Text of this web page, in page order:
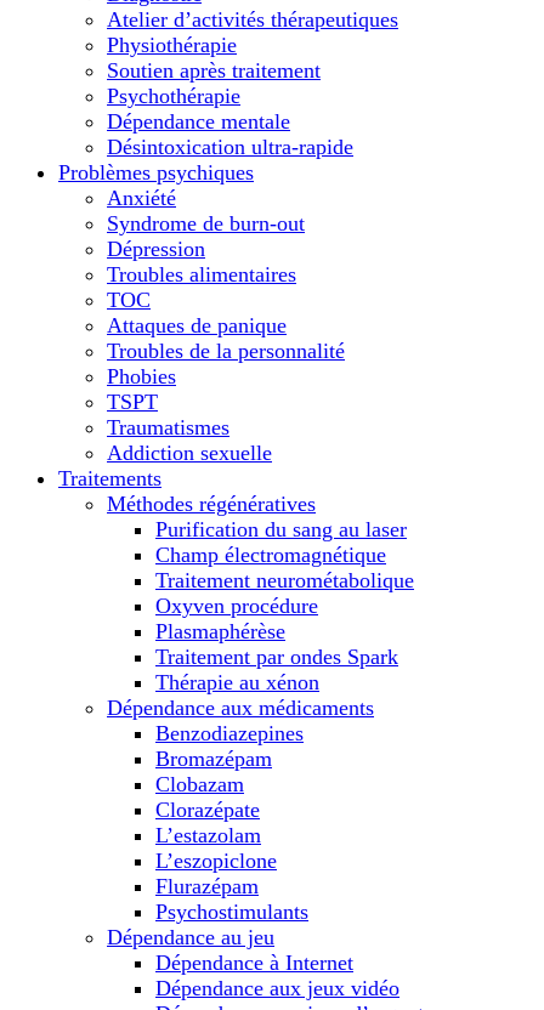
Atelier d’activités thérapeutiques
Physiothérapie
Soutien après traitement
Psychothérapie
Dépendance mentale
Désintoxication ultra-rapide
Problèmes psychiques
Anxiété
Syndrome de burn-out
Dépression
Troubles alimentaires
TOC
Attaques de panique
Troubles de la personnalité
Phobies
TSPT
Traumatismes
Addiction sexuelle
Traitements
Méthodes régénératives
Purification du sang au laser
Champ électromagnétique
Traitement neurométabolique
Oxyven procédure
Plasmaphérèse
Traitement par ondes Spark
Thérapie au xénon
Dépendance aux médicaments
Benzodiazepines
Bromazépam
Clobazam
Clorazépate
L’estazolam
L’eszopiclone
Flurazépam
Psychostimulants
Dépendance au jeu
Dépendance à Internet
Dépendance aux jeux vidéo